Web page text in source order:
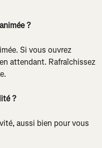
?
Si vous ouvrez
attendant. Rafraîchissez
?
aussi bien pour vous